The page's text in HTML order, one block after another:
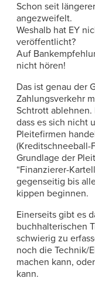
Schon seit
angezweifelt.
Weshalb hat EY
veröffentlicht?
Auf
nicht hören!
Das ist genau der
Zahlungsverkehr
Schtrott
dass es sich nicht
Pleitefirmen
(Kreditschneeball-
Grundlage der
“Finanzierer-
gegenseitig bis
kippen beginnen.
Einerseits gibt es
buchhalterischen
schwierig zu
noch die Technik/
machen kann,
kann.